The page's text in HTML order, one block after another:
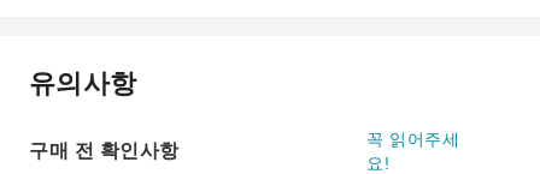
유의사항
구매 전 확인사항
꼭 읽어주세
요!